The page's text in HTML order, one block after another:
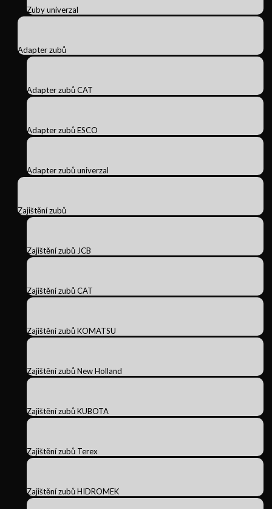
Zuby univerzal
Adapter zubů
Adapter zubů CAT
Adapter zubů ESCO
Adapter zubů univerzal
Zajištění zubů
Zajištění zubů JCB
Zajištění zubů CAT
Zajištění zubů KOMATSU
Zajištění zubů New Holland
Zajištění zubů KUBOTA
Zajištění zubů Terex
Zajištění zubů HIDROMEK